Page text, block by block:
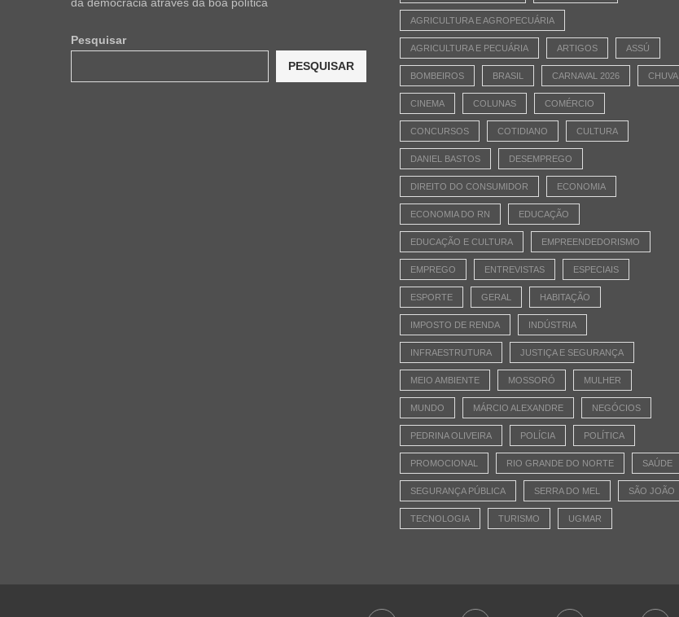
Pesquisar
PESQUISAR
AGRICULTURA E AGROPECUÁRIA
AGRICULTURA E PECUÁRIA ARTIGOS ASSÚ
BOMBEIROS BRASIL CARNAVAL 2026 CHUVA
CINEMA COLUNAS COMÉRCIO
CONCURSOS COTIDIANO CULTURA
DANIEL BASTOS DESEMPREGO
DIREITO DO CONSUMIDOR ECONOMIA
ECONOMIA DO RN EDUCAÇÃO
EDUCAÇÃO E CULTURA EMPREENDEDORISMO
EMPREGO ENTREVISTAS ESPECIAIS
ESPORTE GERAL HABITAÇÃO
IMPOSTO DE RENDA INDÚSTRIA
INFRAESTRUTURA JUSTIÇA E SEGURANÇA
MEIO AMBIENTE MOSSORÓ MULHER
MUNDO MÁRCIO ALEXANDRE NEGÓCIOS
PEDRINA OLIVEIRA POLÍCIA POLÍTICA
PROMOCIONAL RIO GRANDE DO NORTE SAÚDE
SEGURANÇA PÚBLICA SERRA DO MEL SÃO JOÃO
TECNOLOGIA TURISMO UGMAR